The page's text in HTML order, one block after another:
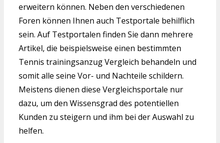
erweitern können. Neben den verschiedenen
Foren können Ihnen auch Testportale behilflich
sein. Auf Testportalen finden Sie dann mehrere
Artikel, die beispielsweise einen bestimmten
Tennis trainingsanzug Vergleich behandeln und
somit alle seine Vor- und Nachteile schildern.
Meistens dienen diese Vergleichsportale nur
dazu, um den Wissensgrad des potentiellen
Kunden zu steigern und ihm bei der Auswahl zu
helfen.